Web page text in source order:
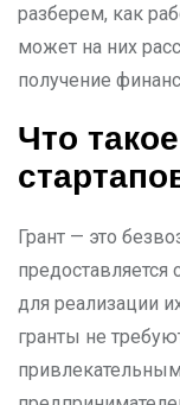
разберем, как
может на них
получение
Что
Грант — это
для реализации
гранты не